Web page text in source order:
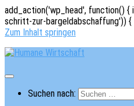
add_action('wp_head', function()
schritt-zur-bargeldabschaffung')) {
Zum Inhalt springen
Suchen nach: